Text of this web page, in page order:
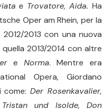
e Trovatore, Aida. Ha
Oper am Rhein, per la
2013 con una nuova
quella 2013/2014 con altre
e Norma. Mentre era
Opera, Giordano
come:Der Rosenkavalier,
und Isolde, Don